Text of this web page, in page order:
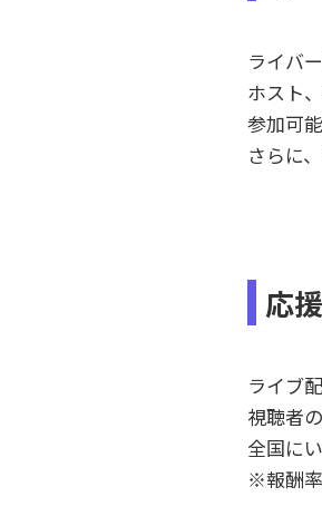
ライバ
ホスト
参加可
さらに
応
ライブ
視聴者
全国に
※報酬